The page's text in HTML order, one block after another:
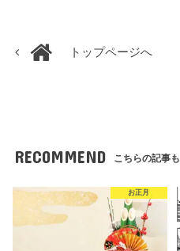
トップページへ
RECOMMEND こちらの記事も
お正月